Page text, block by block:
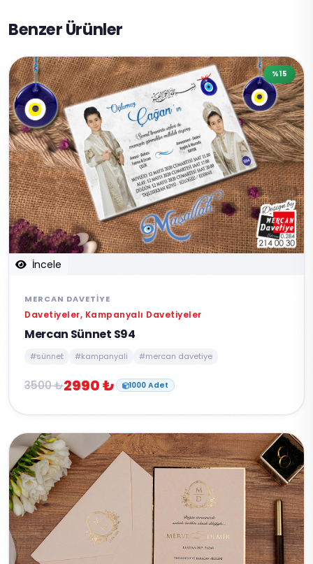
Benzer Ürünler
İncele
%15
MERCAN DAVETIYE
Davetiyeler, Kampanyalı Davetiyeler
Mercan Sünnet S94
#sünnet #kampanyali #mercan davetiye
3500 ₺2990 ₺ 1000 Adet